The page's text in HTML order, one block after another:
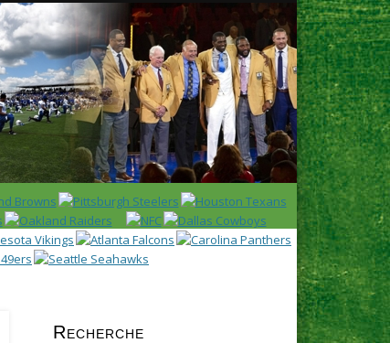
Latest
Recherche